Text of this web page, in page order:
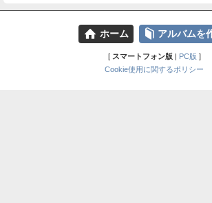
⌂ ホーム 📕 アルバムを
[ スマートフォン版| PC版 ]
Cookie使用に関するポリシー